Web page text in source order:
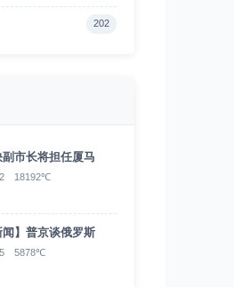
202
副市长将担任厦马
18192℃
闻】普京谈俄罗斯
5878℃